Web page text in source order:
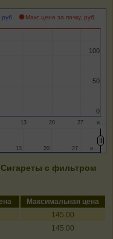
Макс цена за пачку, руб.
и…
13 20 27
0
0
50
50
100
100
и…
и…
13
13 20
20 27
27
с фильтром
Максимальная цена
145.00
145.00